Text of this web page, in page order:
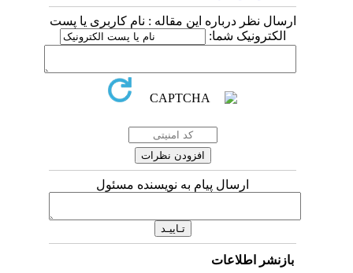
ارسال نظر درباره این مقاله : نام کاربری یا پست
الکترونیک شما:
ارسال پیام به نویسنده مسئول
بازنشر اطلاعات